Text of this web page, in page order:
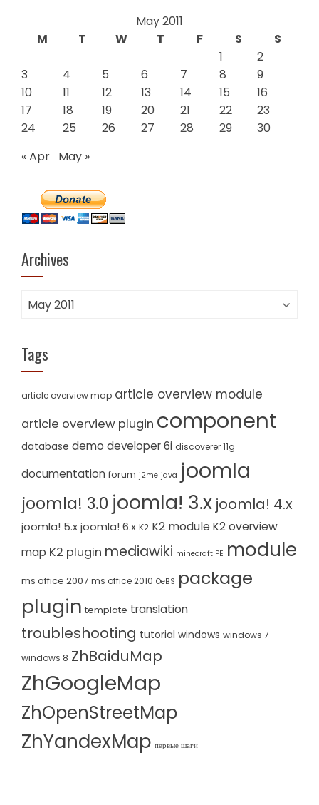
May 2011
M
T W T F S
S
1
2
3
4 5 6 7 8
9
10
11 12 13 14 15
16
17
18 19 20 21 22
23
24
25 26 27 28 29
30
« Apr May »
Archives
Archives
Tags
article overview map article overview module
article overview plugin component
database demo developer 6i discoverer 11g
documentation forum j2me java joomla
joomla! 3.0 joomla! 3.x joomla! 4.x
joomla! 5.x joomla! 6.x K2 K2 module K2 overview
map K2 plugin mediawiki minecraft PE module
ms office 2007 ms office 2010 OeBS package
plugin template translation
troubleshooting tutorial windows windows 7
windows 8 ZhBaiduMap
ZhGoogleMap
ZhOpenStreetMap
ZhYandexMap первые шаги